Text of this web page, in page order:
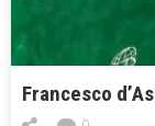
Francesco